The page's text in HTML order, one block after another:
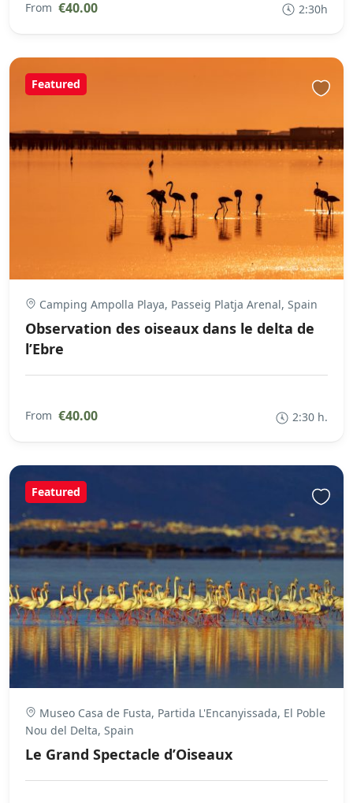
From €40.00 2:30h
Featured
Camping Ampolla Playa, Passeig Platja Arenal, Spain
Observation des oiseaux dans le delta de
l’Ebre
From €40.00 2:30 h.
Featured
Museo Casa de Fusta, Partida L'Encanyissada, El Poble
Nou del Delta, Spain
Le Grand Spectacle d’Oiseaux